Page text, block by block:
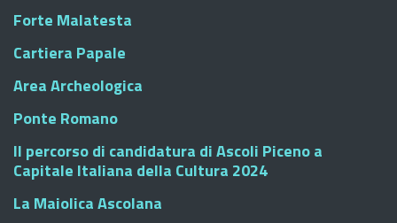
Forte Malatesta
Cartiera Papale
Area Archeologica
Ponte Romano
Il percorso di candidatura di Ascoli Piceno a
Capitale Italiana della Cultura 2024
La Maiolica Ascolana